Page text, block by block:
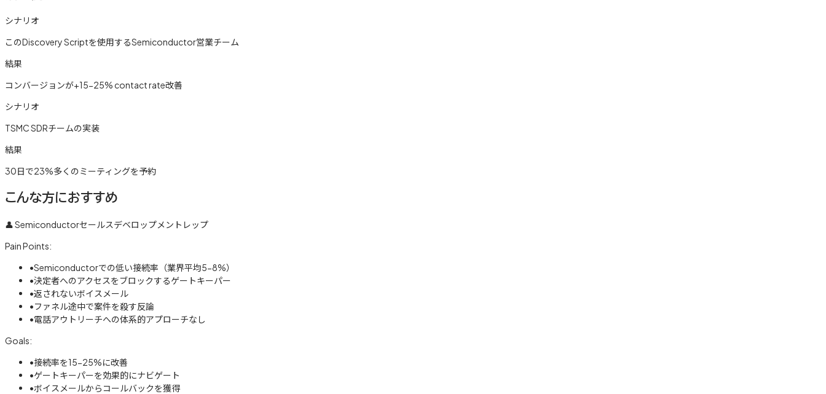
シナリオ
このDiscovery Scriptを使用するSemiconductor営業チーム
結果
コンバージョンが+15-25% contact rate改善
シナリオ
TSMC SDRチームの実装
結果
30日で23%多くのミーティングを予約
こんな方におすすめ
👤Semiconductorセールスデベロップメントレップ
Pain Points:
•Semiconductorでの低い接続率（業界平均5-8%）
•決定者へのアクセスをブロックするゲートキーパー
•返されないボイスメール
•ファネル途中で案件を殺す反論
•電話アウトリーチへの体系的アプローチなし
Goals:
•接続率を15-25%に改善
•ゲートキーパーを効果的にナビゲート
•ボイスメールからコールバックを獲得